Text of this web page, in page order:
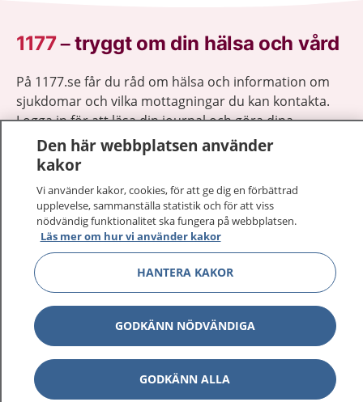
1177–tryggt om din hälsa och vård
På 1177.se får du råd om hälsa och information om
sjukdomar och vilka mottagningar du kan kontakta.
Logga in för att läsa din journal och göra dina
vårdärenden. Ring telefonnummer 1177 för
sjukvårdsrådgivning dygnet runt.
1177 på flera språk Visa
Om 1177 Visa
Kontakt Visa
Den här webbplatsen använder
kakor
Vi använder kakor, cookies, för att ge dig en förbättrad
upplevelse, sammanställa statistik och för att viss
nödvändig funktionalitet ska fungera på webbplatsen.
Läs mer om hur vi använder kakor
HANTERA KAKOR
GODKÄNN NÖDVÄNDIGA
GODKÄNN ALLA